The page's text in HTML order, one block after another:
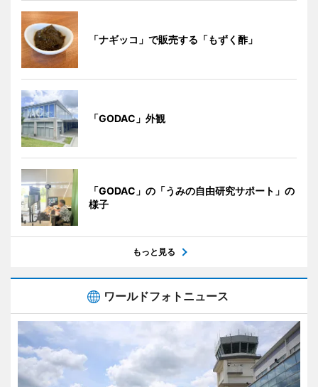
「ナギッコ」で販売する「もずく酢」
「GODAC」外観
「GODAC」の「うみの自由研究サポート」の
様子
もっと見る
ワールドフォトニュース